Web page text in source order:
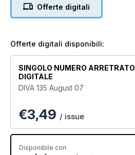
Offerte digitali
Offerte digitali disponibili:
SINGOLO NUMERO ARRETRATO
DIGITALE
DIVA 135 August 07
€3,49 / issue
Disponibile con